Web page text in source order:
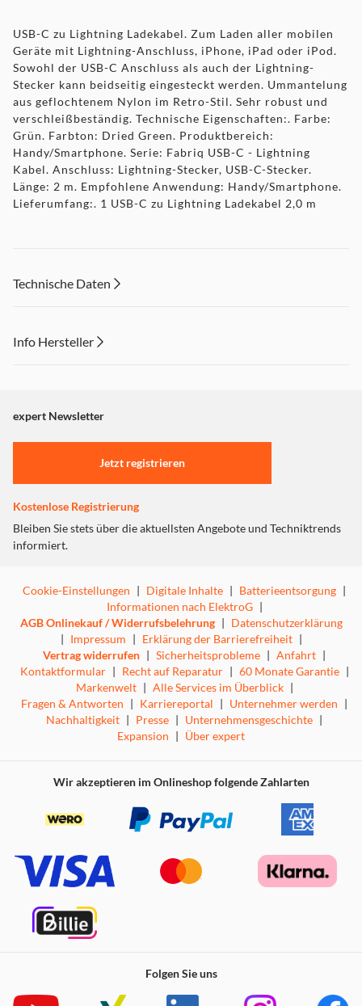
USB-C zu Lightning Ladekabel. Zum Laden aller mobilen
Geräte mit Lightning-Anschluss, iPhone, iPad oder iPod.
Sowohl der USB-C Anschluss als auch der Lightning-
Stecker kann beidseitig eingesteckt werden. Ummantelung
aus geflochtenem Nylon im Retro-Stil. Sehr robust und
verschleißbeständig. Technische Eigenschaften:. Farbe:
Grün. Farbton: Dried Green. Produktbereich:
Handy/Smartphone. Serie: Fabriq USB-C - Lightning
Kabel. Anschluss: Lightning-Stecker, USB-C-Stecker.
Länge: 2 m. Empfohlene Anwendung: Handy/Smartphone.
Lieferumfang:. 1 USB-C zu Lightning Ladekabel 2,0 m
Technische Daten
Info Hersteller
"Marketing".
Einstellungen anpassen
expert Newsletter
Jetzt registrieren
Kostenlose Registrierung
Bleiben Sie stets über die aktuellsten Angebote und Techniktrends
informiert.
Cookie-Einstellungen | Digitale Inhalte | Batterieentsorgung |
Informationen nach ElektroG |
AGB Onlinekauf / Widerrufsbelehrung | Datenschutzerklärung
| Impressum | Erklärung der Barrierefreiheit |
Vertrag widerrufen | Sicherheitsprobleme | Anfahrt |
Kontaktformular | Recht auf Reparatur | 60 Monate Garantie |
Markenwelt | Alle Services im Überblick |
Fragen & Antworten | Karriereportal | Unternehmer werden |
Nachhaltigkeit | Presse | Unternehmensgeschichte |
Expansion | Über expert
Wir akzeptieren im Onlineshop folgende Zahlarten
Folgen Sie uns